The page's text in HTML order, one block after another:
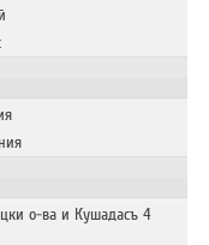
о-ва и Кушадасъ 4